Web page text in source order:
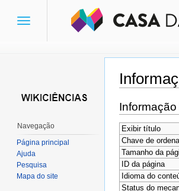
Ir para:
Exibir título
Chave de
Tamanho da
ID da página
Idioma do
Status do
Toggle
Navegação
Página principal
Ajuda
Pesquisa
Mapa do site